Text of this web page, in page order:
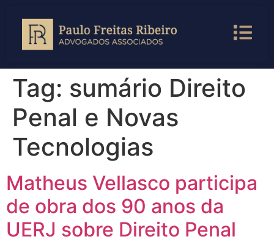
Tag: sumário Direito
Penal e Novas
Tecnologias
Matheus Vellasco participa
de obra dos 90 anos da
UERJ sobre Direito Penal